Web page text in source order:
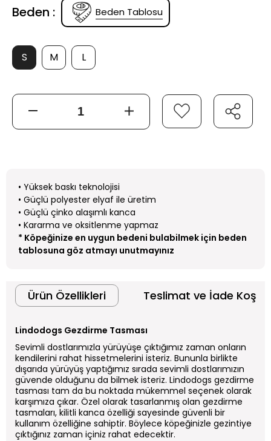
Beden : Beden Tablosu
S M L
• Yüksek baskı teknolojisi
• Güçlü polyester elyaf ile üretim
• Güçlü çinko alaşımlı kanca
• Kararma ve oksitlenme yapmaz
* Köpeğinize en uygun bedeni bulabilmek için beden
tablosuna göz atmayı unutmayınız
Ürün Özellikleri Teslimat ve İade
Lindodogs Gezdirme Tasması
Sevimli dostlarımızla yürüyüşe çıktığımız zaman onların
kendilerini rahat hissetmelerini isteriz. Bununla birlikte
dışarıda yürüyüş yaptığımız sırada sevimli dostlarımızın
güvende olduğunu da bilmek isteriz. Lindodogs gezdirme
tasması tam da bu noktada mükemmel seçenek olarak
karşımıza çıkar. Özel olarak tasarlanmış olan gezdirme
tasmaları, kilitli kanca özelliği sayesinde güvenli bir
kullanım özelliğine sahiptir. Böylece köpeğinizle gezintiye
çıktığınız zaman içiniz rahat edecektir.